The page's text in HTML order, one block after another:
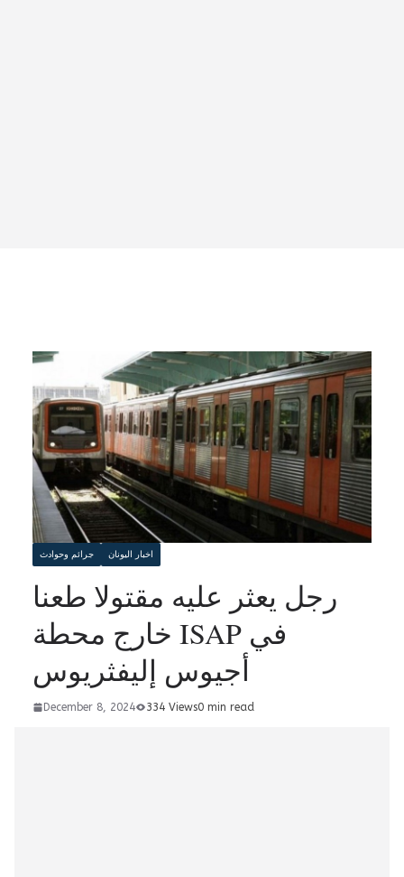
جرائم وحوادث اخبار اليونان
رجل يعثر عليه مقتولا طعنا
خارج محطة ISAP في
أجيوس إليفثريوس
December 8, 2024 334 Views0 min read